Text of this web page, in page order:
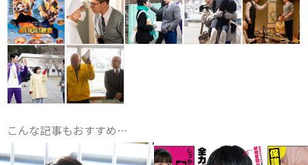
こんな記事もおすすめ…